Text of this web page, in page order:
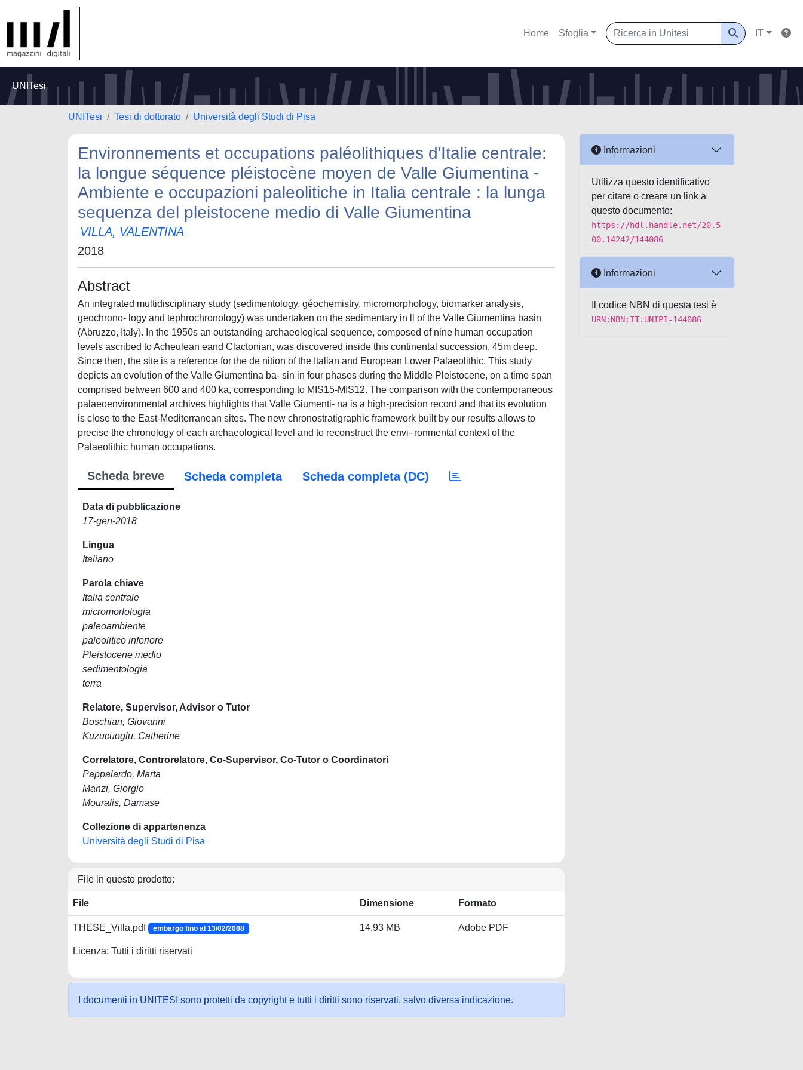
Home Sfoglia IT
UNITesi
UNITesi Tesi di dottorato Università degli Studi di Pisa
Environnements et occupations paléolithiques d'Italie centrale:
la longue séquence pléistocène moyen de Valle Giumentina -
Ambiente e occupazioni paleolitiche in Italia centrale : la lunga
sequenza del pleistocene medio di Valle Giumentina
VILLA, VALENTINA
2018
Abstract
An integrated multidisciplinary study (sedimentology, géochemistry, micromorphology, biomarker analysis,
geochrono- logy and tephrochronology) was undertaken on the sedimentary in ll of the Valle Giumentina basin
(Abruzzo, Italy). In the 1950s an outstanding archaeological sequence, composed of nine human occupation
levels ascribed to Acheulean eand Clactonian, was discovered inside this continental succession, 45m deep.
Since then, the site is a reference for the de nition of the Italian and European Lower Palaeolithic. This study
depicts an evolution of the Valle Giumentina ba- sin in four phases during the Middle Pleistocene, on a time span
comprised between 600 and 400 ka, corresponding to MIS15-MIS12. The comparison with the contemporaneous
palaeoenvironmental archives highlights that Valle Giumenti- na is a high-precision record and that its evolution
is close to the East-Mediterranean sites. The new chronostratigraphic framework built by our results allows to
precise the chronology of each archaeological level and to reconstruct the envi- ronmental context of the
Palaeolithic human occupations.
Scheda breve Scheda completa Scheda completa (DC)
Data di pubblicazione
17-gen-2018
Lingua
Italiano
Parola chiave
Italia centrale
micromorfologia
paleoambiente
paleolitico inferiore
Pleistocene medio
sedimentologia
terra
Relatore, Supervisor, Advisor o Tutor
Boschian, Giovanni
Kuzucuoglu, Catherine
Correlatore, Controrelatore, Co-Supervisor, Co-Tutor o Coordinatori
Pappalardo, Marta
Manzi, Giorgio
Mouralis, Damase
Collezione di appartenenza
Università degli Studi di Pisa
File in questo prodotto:
File Dimensione Formato
THESE_Villa.pdf embargo fino al 13/02/2088
Licenza: Tutti i diritti riservati
14.93 MB Adobe PDF
I documenti in UNITESI sono protetti da copyright e tutti i diritti sono riservati, salvo diversa indicazione.
Informazioni
Utilizza questo identificativo
per citare o creare un link a
questo documento:
https://hdl.handle.net/20.5
00.14242/144086
Informazioni
Il codice NBN di questa tesi è
URN:NBN:IT:UNIPI-144086